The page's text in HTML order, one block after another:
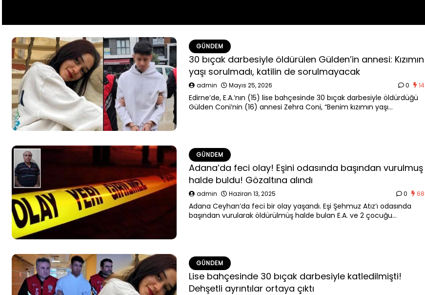
GÜNDEM
30 bıçak darbesiyle öldürülen Gülden’in annesi: Kızımın
yaşı sorulmadı, katilin de sorulmayacak
admin Mayıs 25, 2026 0 14
Edirne’de, E.A.’nın (15) lise bahçesinde 30 bıçak darbesiyle öldürdüğü
Gülden Coni’nin (16) annesi Zehra Coni, “Benim kızımın yaşı
GÜNDEM
Adana’da feci olay! Eşini odasında başından vurulmuş
halde buldu! Gözaltına alındı
admin Haziran 13, 2025 0 68
Adana Ceyhan’da feci bir olay yaşandı. Eşi Şehmuz Atız’ı odasında
başından vurularak öldürülmüş halde bulan E.A. ve 2 çocuğu
GÜNDEM
Lise bahçesinde 30 bıçak darbesiyle katledilmişti!
Dehşetli ayrıntılar ortaya çıktı